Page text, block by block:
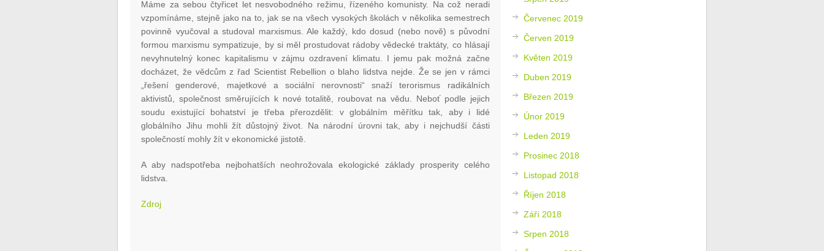
Máme za sebou čtyřicet let nesvobodného režimu, řízeného komunisty. Na což neradi
vzpomínáme, stejně jako na to, jak se na všech vysokých školách v několika semestrech
povinně vyučoval a studoval marxismus. Ale každý, kdo dosud (nebo nově) s původní
formou marxismu sympatizuje, by si měl prostudovat rádoby vědecké traktáty, co hlásají
nevyhnutelný konec kapitalismu v zájmu ozdravení klimatu. I jemu pak možná začne
docházet, že vědcům z řad Scientist Rebellion o blaho lidstva nejde. Že se jen v rámci
„řešení genderové, majetkové a sociální nerovnosti“ snaží terorismus radikálních
aktivistů, společnost směrujících k nové totalitě, roubovat na vědu. Neboť podle jejich
soudu existující bohatství je třeba přerozdělit: v globálním měřítku tak, aby i lidé
globálního Jihu mohli žít důstojný život. Na národní úrovni tak, aby i nejchudší části
společností mohly žít v ekonomické jistotě.
A aby nadspotřeba nejbohatších neohrožovala ekologické základy prosperity celého
lidstva.
Zdroj
Červenec 2019
Červen 2019
Květen 2019
Duben 2019
Březen 2019
Únor 2019
Leden 2019
Prosinec 2018
Listopad 2018
Říjen 2018
Září 2018
Srpen 2018